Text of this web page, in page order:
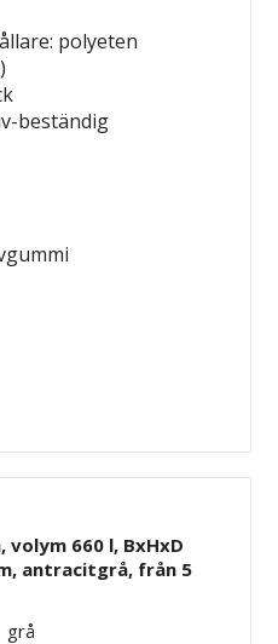
polyeten
beständig
volym 660 l, BxHxD
antracitgrå, från 5
grå